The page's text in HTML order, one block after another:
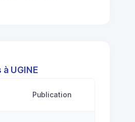
UGINE
Publication